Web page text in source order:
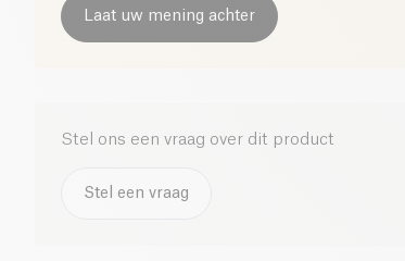
Laat uw mening achter
Stel ons een vraag over dit product
Stel een vraag